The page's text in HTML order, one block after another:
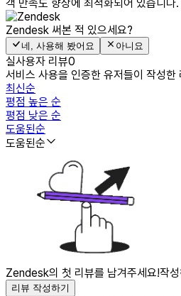
객 만족도 향상에 최적화되어 있습니다.
Zendesk 써본 적 있으세요?
네, 사용해 봤어요 아니요
실사용자 리뷰0
서비스 사용을 인증한 유저들이 작성한
최신순
평점 높은 순
평점 낮은 순
도움된순
도움된순
Zendesk의 첫 리뷰를 남겨주세요!작
리뷰 작성하기